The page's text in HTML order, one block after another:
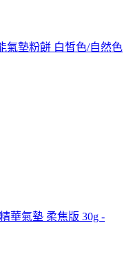
氣墊粉餅 白皙色/自然色
華氣墊 柔焦版 30g -